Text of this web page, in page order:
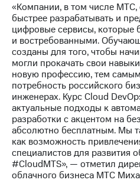
Описание
Еврооблигации-
Уведомление
о
погашении
именных
облигаций
Другое
Регистратор
Реквизиты
Контакты
развитие
деловая этика
На главную
«Компании, в том числе МТС,
быстрее разрабатывать и
цифровые сервисы, которые
и востребованными.
созданы для того, чтобы
могли прокачать свои
новую профессию, тем
потребность российского
инженерах. Курс Cloud
актуальные подходы к
разработки с акцентом на
абсолютно бесплатным. Мы
как возможность
специалистов для развития
#CloudMTS», — отметил
облачного бизнеса МТС